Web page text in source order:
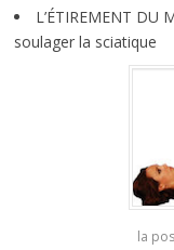
L’ÉTIREMENT DU
soulager la sciatique
la